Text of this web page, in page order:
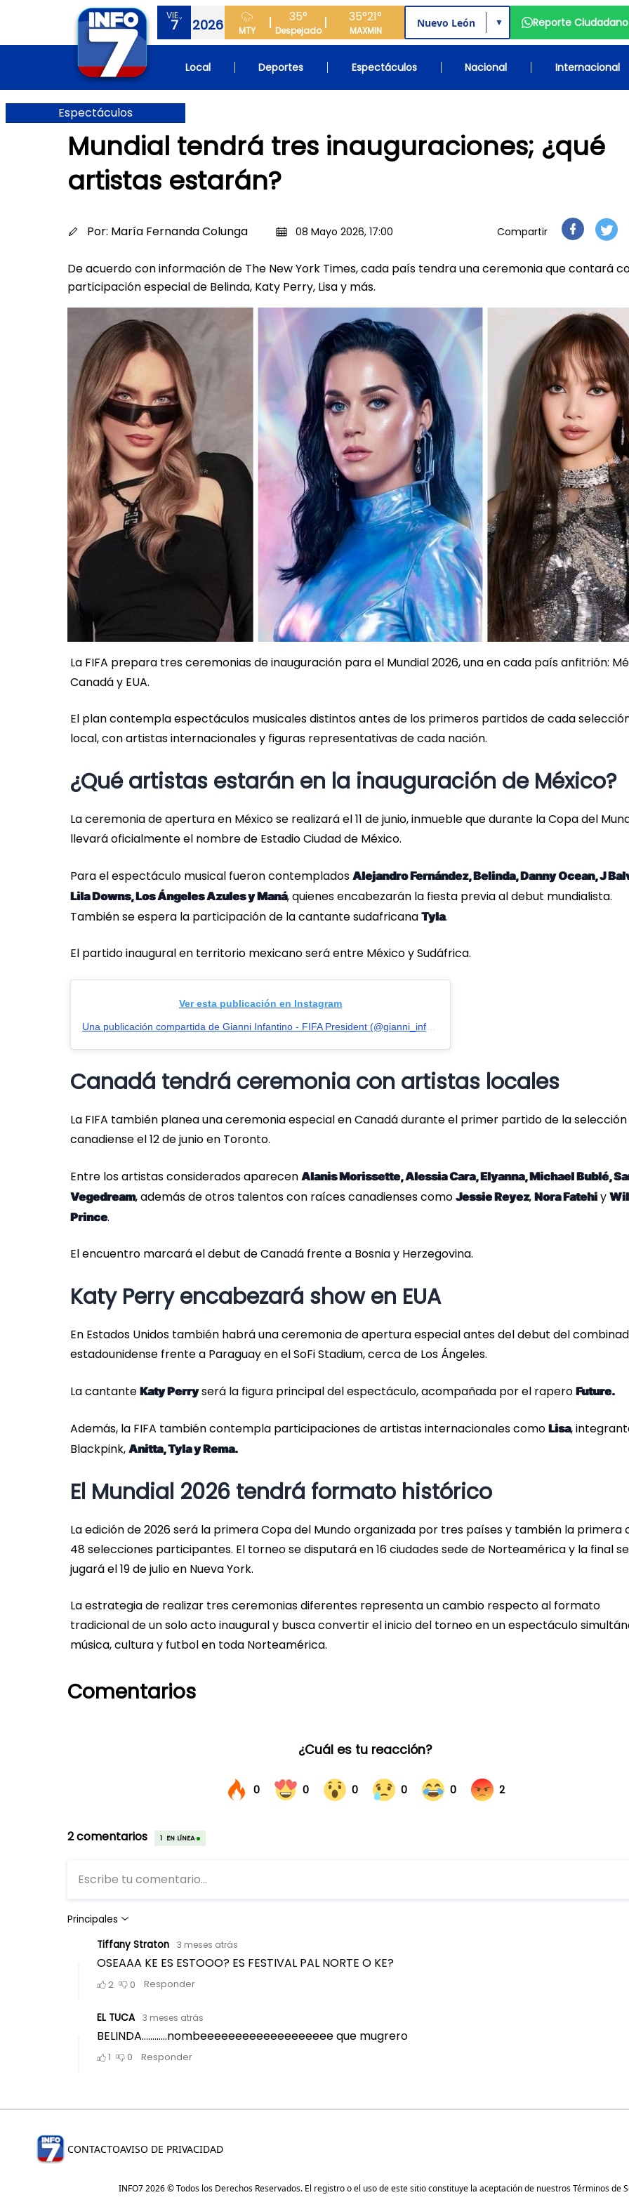
VIE.,
7 2026 MTY
35°
Despejado
35°
MAX
21°
MIN
▼ Reporte Ciudadano
Local Deportes Espectáculos Nacional Internacional
Espectáculos
Mundial tendrá tres inauguraciones; ¿qué
artistas estarán?
Por: María Fernanda Colunga 08 Mayo 2026, 17:00 Compartir
De acuerdo con información de The New York Times, cada país tendra una ceremonia que contará
participación especial de Belinda, Katy Perry, Lisa y más.
La FIFA prepara tres ceremonias de inauguración para el Mundial 2026, una en cada país anfitrión:
Canadá y EUA.
El plan contempla espectáculos musicales distintos antes de los primeros partidos de cada
local, con artistas internacionales y figuras representativas de cada nación.
¿Qué artistas estarán en la inauguración de México?
La ceremonia de apertura en México se realizará el 11 de junio, inmueble que durante la Copa del
llevará oficialmente el nombre de Estadio Ciudad de México.
Para el espectáculo musical fueron contemplados Alejandro Fernández, Belinda, Danny Ocean, J
Lila Downs, Los Ángeles Azules y Maná, quienes encabezarán la fiesta previa al debut mundialista.
También se espera la participación de la cantante sudafricana Tyla.
El partido inaugural en territorio mexicano será entre México y Sudáfrica.
Ver esta publicación en Instagram
Canadá tendrá ceremonia con artistas locales
La FIFA también planea una ceremonia especial en Canadá durante el primer partido de la selección
canadiense el 12 de junio en Toronto.
Entre los artistas considerados aparecen Alanis Morissette, Alessia Cara, Elyanna, Michael Bublé,
Vegedream, además de otros talentos con raíces canadienses como Jessie Reyez, Nora Fatehi y
Prince.
El encuentro marcará el debut de Canadá frente a Bosnia y Herzegovina.
Katy Perry encabezará show en EUA
En Estados Unidos también habrá una ceremonia de apertura especial antes del debut del
estadounidense frente a Paraguay en el SoFi Stadium, cerca de Los Ángeles.
La cantante Katy Perryserá la figura principal del espectáculo, acompañada por el rapero Future.
Además, la FIFA también contempla participaciones de artistas internacionales como Lisa,
Blackpink, Anitta, Tyla y Rema.
El Mundial 2026 tendrá formato histórico
La edición de 2026 será la primera Copa del Mundo organizada por tres países y también la primera
48 selecciones participantes. El torneo se disputará en 16 ciudades sede de Norteamérica y la final se
jugará el 19 de julio en Nueva York.
La estrategia de realizar tres ceremonias diferentes representa un cambio respecto al formato
tradicional de un solo acto inaugural y busca convertir el inicio del torneo en un espectáculo
música, cultura y futbol en toda Norteamérica.
Comentarios
CONTACTOAVISO DE PRIVACIDAD
INFO7 2026 © Todos los Derechos Reservados. El registro o el uso de este sitio constituye la aceptación de nuestrosTérminos de